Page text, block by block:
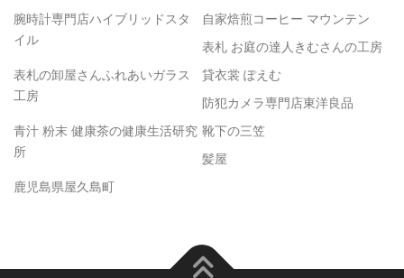
腕時計専門店ハイブリッドスタ
イル
自家焙煎コーヒー マウンテン
表札 お庭の達人きむさんの工房
表札の卸屋さんふれあいガラス
工房
貸衣裳 ぽえむ
防犯カメラ専門店東洋良品
青汁 粉末 健康茶の健康生活研究
所
靴下の三笠
髪屋
鹿児島県屋久島町